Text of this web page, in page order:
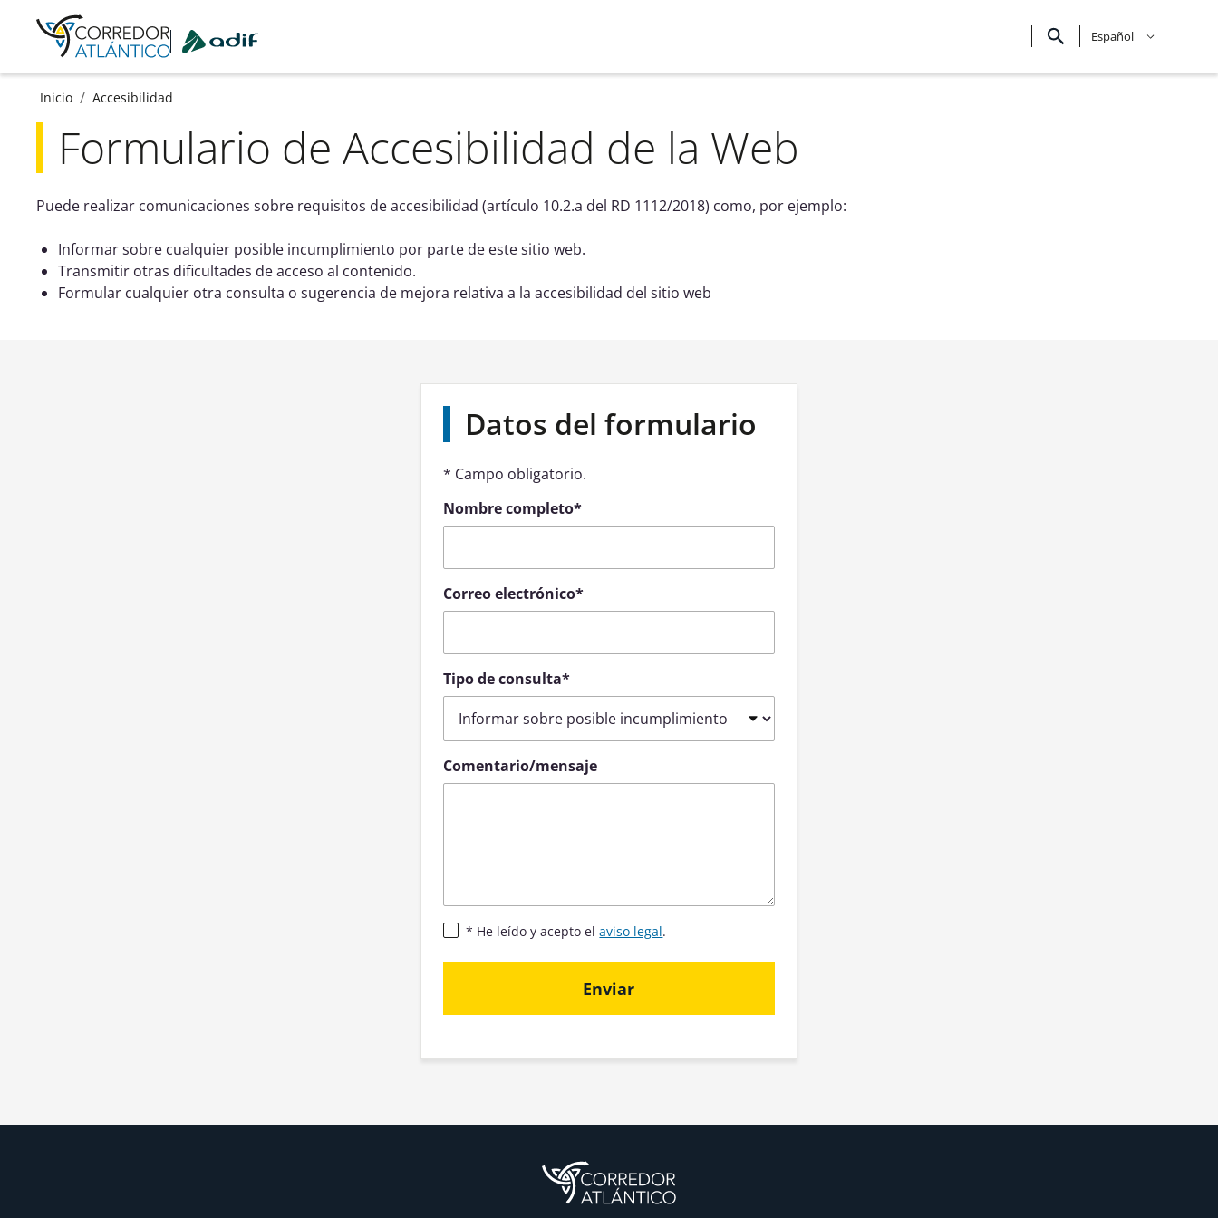
Ir a contenido principal Español
Inicio / Accesibilidad
Formulario de Accesibilidad de la Web
Puede realizar comunicaciones sobre requisitos de accesibilidad (artículo 10.2.a del RD 1112/2018) como, por ejemplo:
Informar sobre cualquier posible incumplimiento por parte de este sitio web.
Transmitir otras dificultades de acceso al contenido.
Formular cualquier otra consulta o sugerencia de mejora relativa a la accesibilidad del sitio web
Datos del formulario
* Campo obligatorio.
Nombre completo*
Correo electrónico*
Tipo de consulta*
Comentario/mensaje
* He leído y acepto elaviso legal.